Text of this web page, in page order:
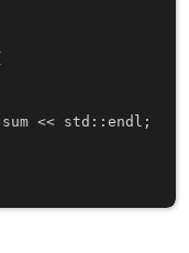
sum << std :: endl ;